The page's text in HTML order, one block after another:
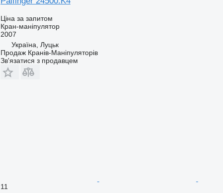
Ціна за запитом
Кран-маніпулятор
2007
Україна, Луцьк
Продаж Кранів-Маніпуляторів
Зв'язатися з продавцем
11